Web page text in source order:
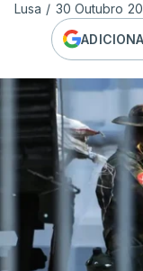
Lusa / 30 Outubro